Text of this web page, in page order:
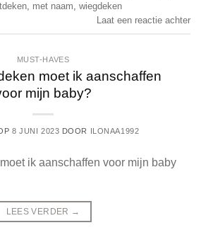
, met naam, wiegdeken
Laat een reactie achter
MUST-HAVES
moet ik aanschaffen
mijn baby?
8 JUNI 2023 DOOR ILONAA1992
LEES VERDER →